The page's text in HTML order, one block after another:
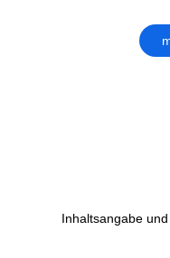
Inhaltsangabe